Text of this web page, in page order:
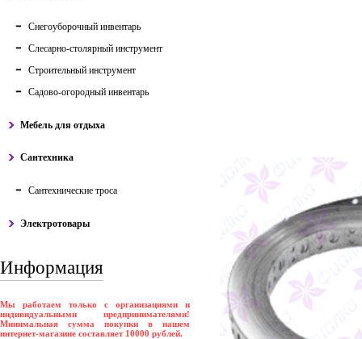
Снегоуборочный инвентарь
Слесарно-столярный инструмент
Строительный инструмент
Садово-огородный инвентарь
Мебель для отдыха
Сантехника
Сантехнические троса
Электротовары
Информация
Мы работаем только с организациями и
индивидуальными предпринимателями!
Минимальная сумма покупки в нашем
интернет-магазине составляет 10000 рублей.